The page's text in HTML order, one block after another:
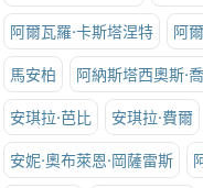
阿爾瓦羅·卡斯塔涅特 阿
馬安柏 阿納斯塔西奧斯·
安琪拉·芭比 安琪拉·費爾
安妮·奧布萊恩·岡薩雷斯